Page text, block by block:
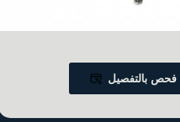
فحص بالتفصيل